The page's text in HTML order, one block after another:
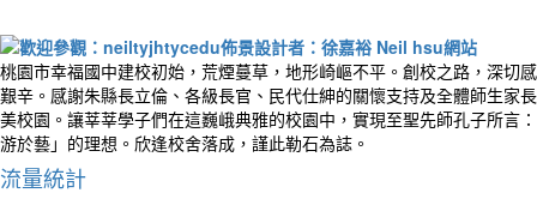
桃園市幸福國中建校初始，荒煙蔓草，地形崎嶇不平。創校之路，深切
艱辛。感謝朱縣長立倫、各級長官、民代仕紳的關懷支持及全體師生家
美校園。讓莘莘學子們在這巍峨典雅的校園中，實現至聖先師孔子所言
游於藝」的理想。欣逢校舍落成，謹此勒石為誌。
流量統計